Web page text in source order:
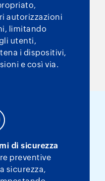
autorizzazioni
limitando
utenti,
i dispositivi,
e così via.
di sicurezza
preventive
sicurezza,